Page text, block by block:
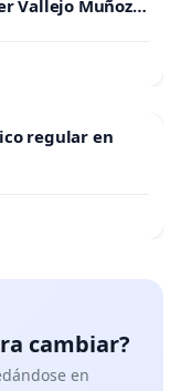
Vallejo Muñoz
regular en
cambiar?
en